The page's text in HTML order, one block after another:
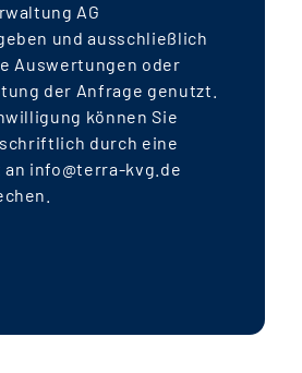
AG
und ausschließlich
Auswertungen oder
der Anfrage genutzt.
können Sie
durch eine
an info@terra-kvg.de